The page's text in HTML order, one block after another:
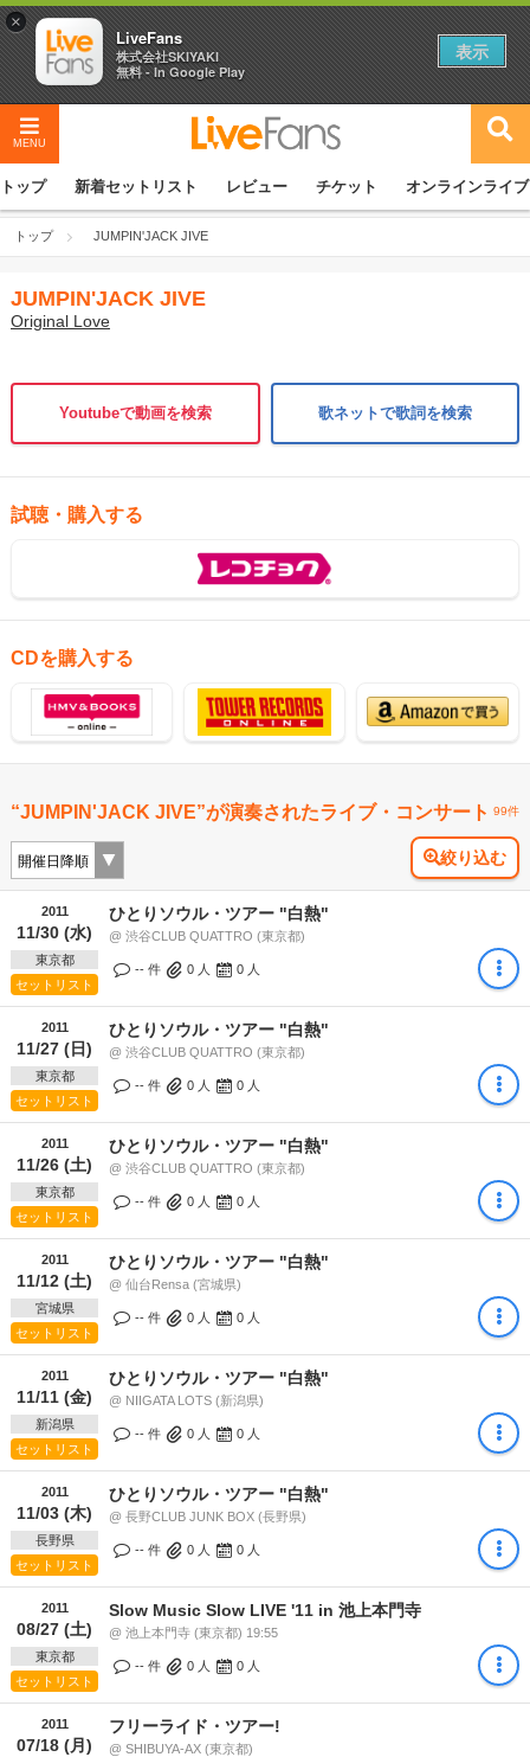
MENU
トップ 新着セットリスト レビュー チケット オンラインライブ
トップ JUMPIN'JACK JIVE
JUMPIN'JACK JIVE
Original Love
Youtubeで動画を検索 歌ネットで歌詞を検索
試聴・購入する
CDを購入する
“JUMPIN'JACK JIVE”が演奏されたライブ・コンサート 99件
絞り込む
2011
11/30 (水)
東京都
セットリスト
ひとりソウル・ツアー "白熱"
@ 渋谷CLUB QUATTRO (東京都)
-- 件 0 人 0 人
2011
11/27 (日)
東京都
セットリスト
ひとりソウル・ツアー "白熱"
@ 渋谷CLUB QUATTRO (東京都)
-- 件 0 人 0 人
2011
11/26 (土)
東京都
セットリスト
ひとりソウル・ツアー "白熱"
@ 渋谷CLUB QUATTRO (東京都)
-- 件 0 人 0 人
2011
11/12 (土)
宮城県
セットリスト
ひとりソウル・ツアー "白熱"
@ 仙台Rensa (宮城県)
-- 件 0 人 0 人
2011
11/11 (金)
新潟県
セットリスト
ひとりソウル・ツアー "白熱"
@ NIIGATA LOTS (新潟県)
-- 件 0 人 0 人
2011
11/03 (木)
長野県
セットリスト
ひとりソウル・ツアー "白熱"
@ 長野CLUB JUNK BOX (長野県)
-- 件 0 人 0 人
2011
08/27 (土)
東京都
セットリスト
Slow Music Slow LIVE '11 in 池上本門寺
@ 池上本門寺 (東京都) 19:55
-- 件 0 人 0 人
2011
07/18 (月)
フリーライド・ツアー!
@ SHIBUYA-AX (東京都)
×
LiveFans
株式会社SKIYAKI
無料 - In Google Play
表示